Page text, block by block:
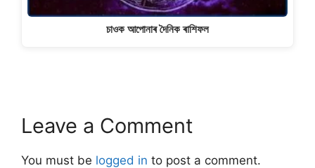
চাওক আপোনাৰ দৈনিক ৰাশিফল
Leave a Comment
You must be logged in to post a comment.